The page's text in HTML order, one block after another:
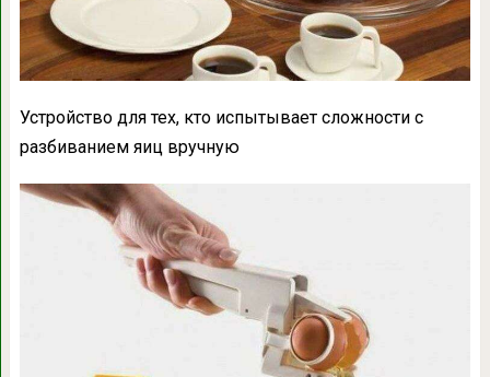
Устройство для тех, кто испытывает сложности с
разбиванием яиц вручную